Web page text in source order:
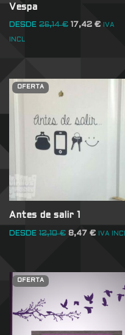
Vespa
DESDE 26,14€ 17,42 € IVA
INCL
OFERTA
Antes de salir 1
DESDE 12,10€ 8,47 € IVA INCL
OFERTA